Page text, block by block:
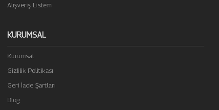
Alışveriş Listem
KURUMSAL
Kurumsal
Gizlilik Politikası
Geri İade Şartları
Blog